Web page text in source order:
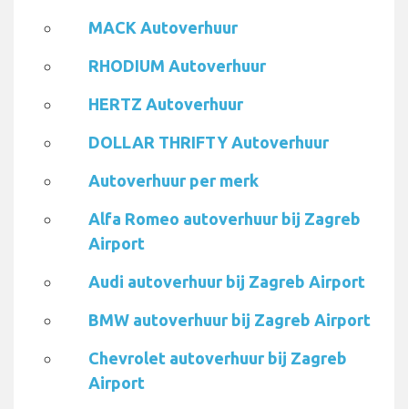
MACK Autoverhuur
RHODIUM Autoverhuur
HERTZ Autoverhuur
DOLLAR THRIFTY Autoverhuur
Autoverhuur per merk
Alfa Romeo autoverhuur bij Zagreb
Airport
Audi autoverhuur bij Zagreb Airport
BMW autoverhuur bij Zagreb Airport
Chevrolet autoverhuur bij Zagreb
Airport